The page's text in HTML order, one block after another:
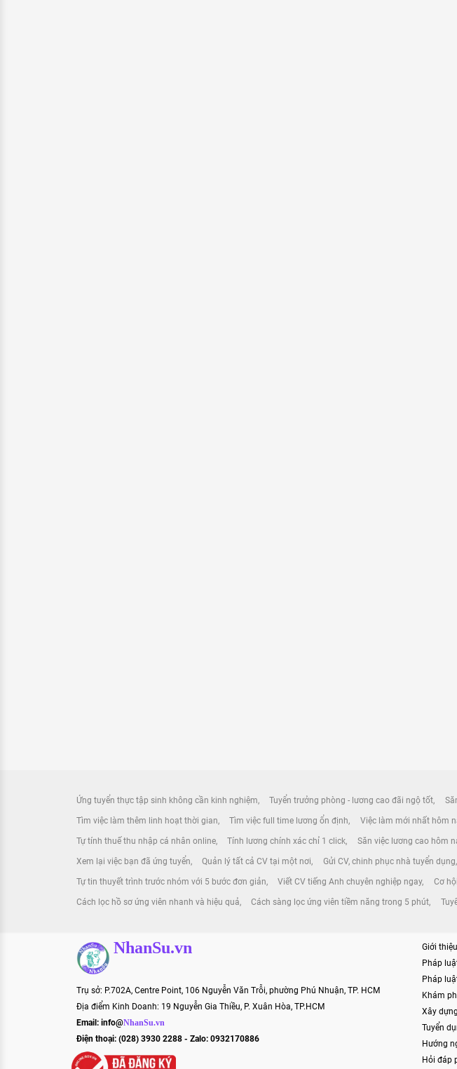
Ứng tuyển thực tập sinh không cần kinh nghiệm Tuyển trưởng phòng - lương cao đãi ngộ tốt
Tìm việc làm thêm linh hoạt thời gian Tìm việc full time lương ổn định Việc làm mới nhất hôm
Tự tính thuế thu nhập cá nhân online Tính lương chính xác chỉ 1 click Săn việc lương cao hôm
Xem lại việc bạn đã ứng tuyển Quản lý tất cả CV tại một nơi Gửi CV, chinh phục nhà tuyển dụng
Tự tin thuyết trình trước nhóm với 5 bước đơn giản Viết CV tiếng Anh chuyên nghiệp ngay Cơ
Cách lọc hồ sơ ứng viên nhanh và hiệu quả Cách sàng lọc ứng viên tiềm năng trong 5 phút
NhanSu.vn
Trụ sở: P.702A, Centre Point, 106 Nguyễn Văn Trỗi, phường Phú Nhuận, TP. HCM
Địa điểm Kinh Doanh: 19 Nguyễn Gia Thiều, P. Xuân Hòa, TP.HCM
Email: info@NhanSu.vn
Điện thoại: (028) 3930 2288 - Zalo: 0932170886
Giới thiệu
Pháp
Pháp
Khám
Xây
Tuyển
Hướng
Hỏi đáp